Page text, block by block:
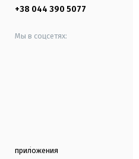
+38 044 390 5077
Мы в соцсетях:
приложения